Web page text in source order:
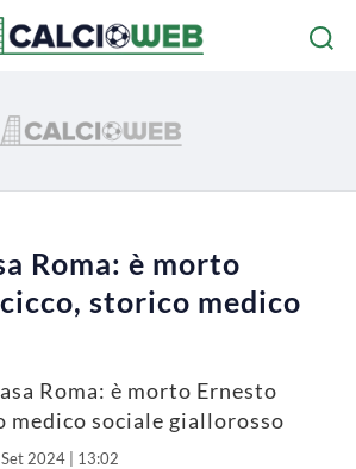
Roma: è morto
storico medico
Roma: è morto Ernesto
medico sociale giallorosso
2024 | 13:02